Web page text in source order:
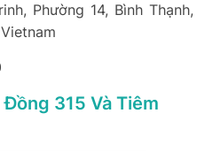
Phường 14, Bình Thạnh,
315 Và Tiêm